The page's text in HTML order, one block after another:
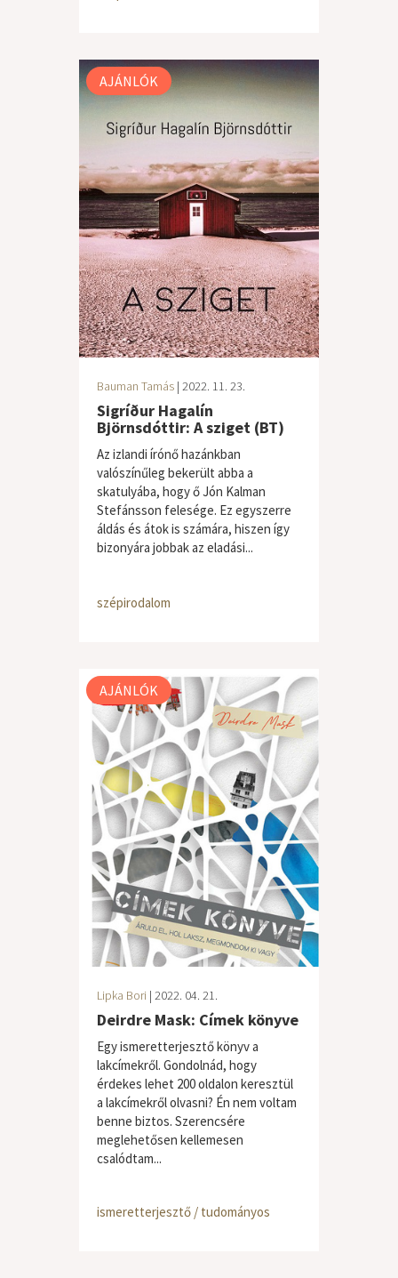
AJÁNLÓK
Bauman Tamás | 2022. 11. 23.
Sigríður Hagalín
Björnsdóttir: A sziget (BT)
Az izlandi írónő hazánkban
valószínűleg bekerült abba a
skatulyába, hogy ő Jón Kalman
Stefánsson felesége. Ez egyszerre
áldás és átok is számára, hiszen így
bizonyára jobbak az eladási...
szépirodalom
AJÁNLÓK
Lipka Bori | 2022. 04. 21.
Deirdre Mask: Címek könyve
Egy ismeretterjesztő könyv a
lakcímekről. Gondolnád, hogy
érdekes lehet 200 oldalon keresztül
a lakcímekről olvasni? Én nem voltam
benne biztos. Szerencsére
meglehetősen kellemesen
csalódtam...
ismeretterjesztő / tudományos